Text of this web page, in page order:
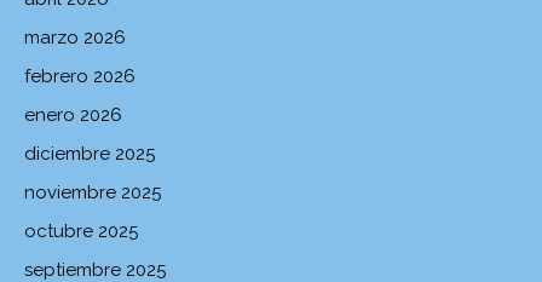
marzo 2026
febrero 2026
enero 2026
diciembre 2025
noviembre 2025
octubre 2025
septiembre 2025